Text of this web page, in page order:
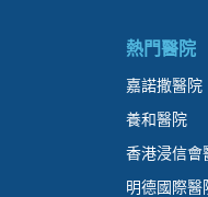
熱門醫院
嘉諾撒醫院
養和醫院
香港浸信會
明德國際醫